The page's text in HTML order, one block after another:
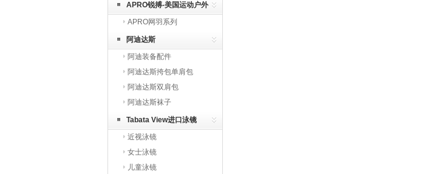
APRO锐搏-美国运动户外
品牌
APRO网羽系列
阿迪达斯
阿迪装备配件
阿迪达斯挎包单肩包
阿迪达斯双肩包
阿迪达斯袜子
Tabata View进口泳镜
近视泳镜
女士泳镜
儿童泳镜